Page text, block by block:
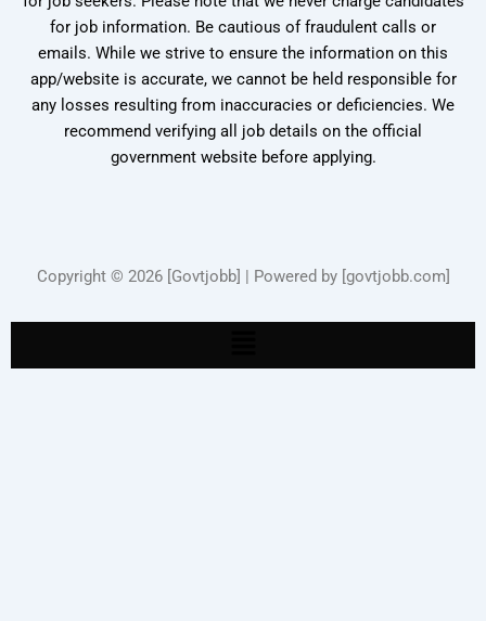
for job information. Be cautious of fraudulent calls or
emails. While we strive to ensure the information on this
app/website is accurate, we cannot be held responsible for
any losses resulting from inaccuracies or deficiencies. We
recommend verifying all job details on the official
government website before applying.
Copyright © 2026 [Govtjobb] | Powered by [govtjobb.com]